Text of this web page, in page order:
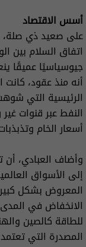
أسس الاقتصاد
على صعيد ذي صلة،
اتفاق السلام بين
جيوسياسيًا عميقًا
أنه منذ عقود، كانت
الرئيسية التي
النفط عبر قنوات
أسعار الخام
وأضاف العبادي، أن
إلى الأسواق
المعروض بشكل
الانخفاض في
للطاقة كالصين
المصدرة التي